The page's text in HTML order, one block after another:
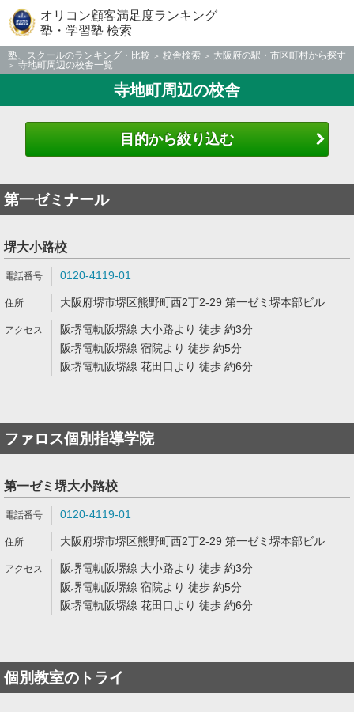
オリコン顧客満足度ランキング
塾・学習塾 検索
塾、スクールのランキング・比較 校舎検索
大阪府の駅・市区町村から探す
寺地町周辺の校舎一覧
寺地町周辺の校舎
目的から絞り込む
第一ゼミナール
堺大小路校
0120-4119-01
大阪府堺市堺区熊野町西2丁2-29 第一ゼミ堺本部ビル
阪堺電軌阪堺線 大小路より 徒歩 約3分
阪堺電軌阪堺線 宿院より 徒歩 約5分
阪堺電軌阪堺線 花田口より 徒歩 約6分
ファロス個別指導学院
第一ゼミ堺大小路校
0120-4119-01
大阪府堺市堺区熊野町西2丁2-29 第一ゼミ堺本部ビル
阪堺電軌阪堺線 大小路より 徒歩 約3分
阪堺電軌阪堺線 宿院より 徒歩 約5分
阪堺電軌阪堺線 花田口より 徒歩 約6分
個別教室のトライ